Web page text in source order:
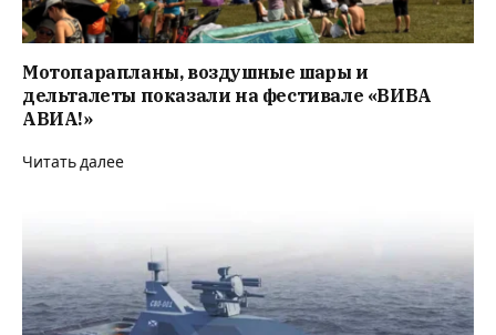
Мотопарапланы, воздушные шары и
дельталеты показали на фестивале «ВИВА
АВИА!»
Читать далее